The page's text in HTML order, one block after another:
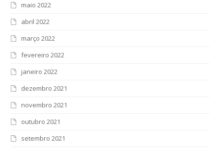
maio 2022
abril 2022
março 2022
fevereiro 2022
janeiro 2022
dezembro 2021
novembro 2021
outubro 2021
setembro 2021